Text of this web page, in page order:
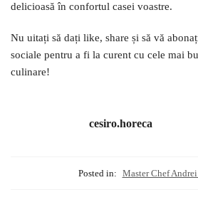
delicioasă în confortul casei voastre.
Nu uitați să dați like, share și să vă
sociale pentru a fi la curent cu cele mai
culinare!
cesiro.horeca
Posted in: Master Chef